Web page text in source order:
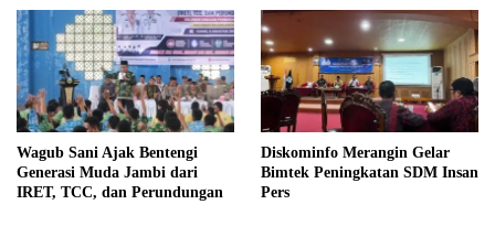
Wagub Sani Ajak Bentengi
Generasi Muda Jambi dari
IRET, TCC, dan Perundungan
Diskominfo Merangin Gelar
Bimtek Peningkatan SDM Insan
Pers